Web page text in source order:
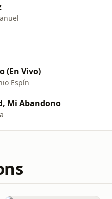
(En Vivo)
Espín
Mi Abandono